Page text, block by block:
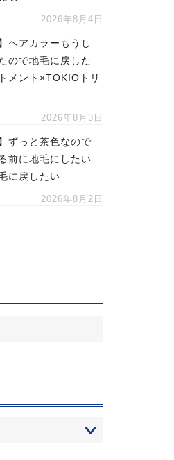
2026年8月4日
ヘアカラーもうし
ので地毛に戻した
メント×TOKIOトリ
2026年8月3日
ずっと茶色なので
前に地毛にしたい
に戻したい
2026年8月2日